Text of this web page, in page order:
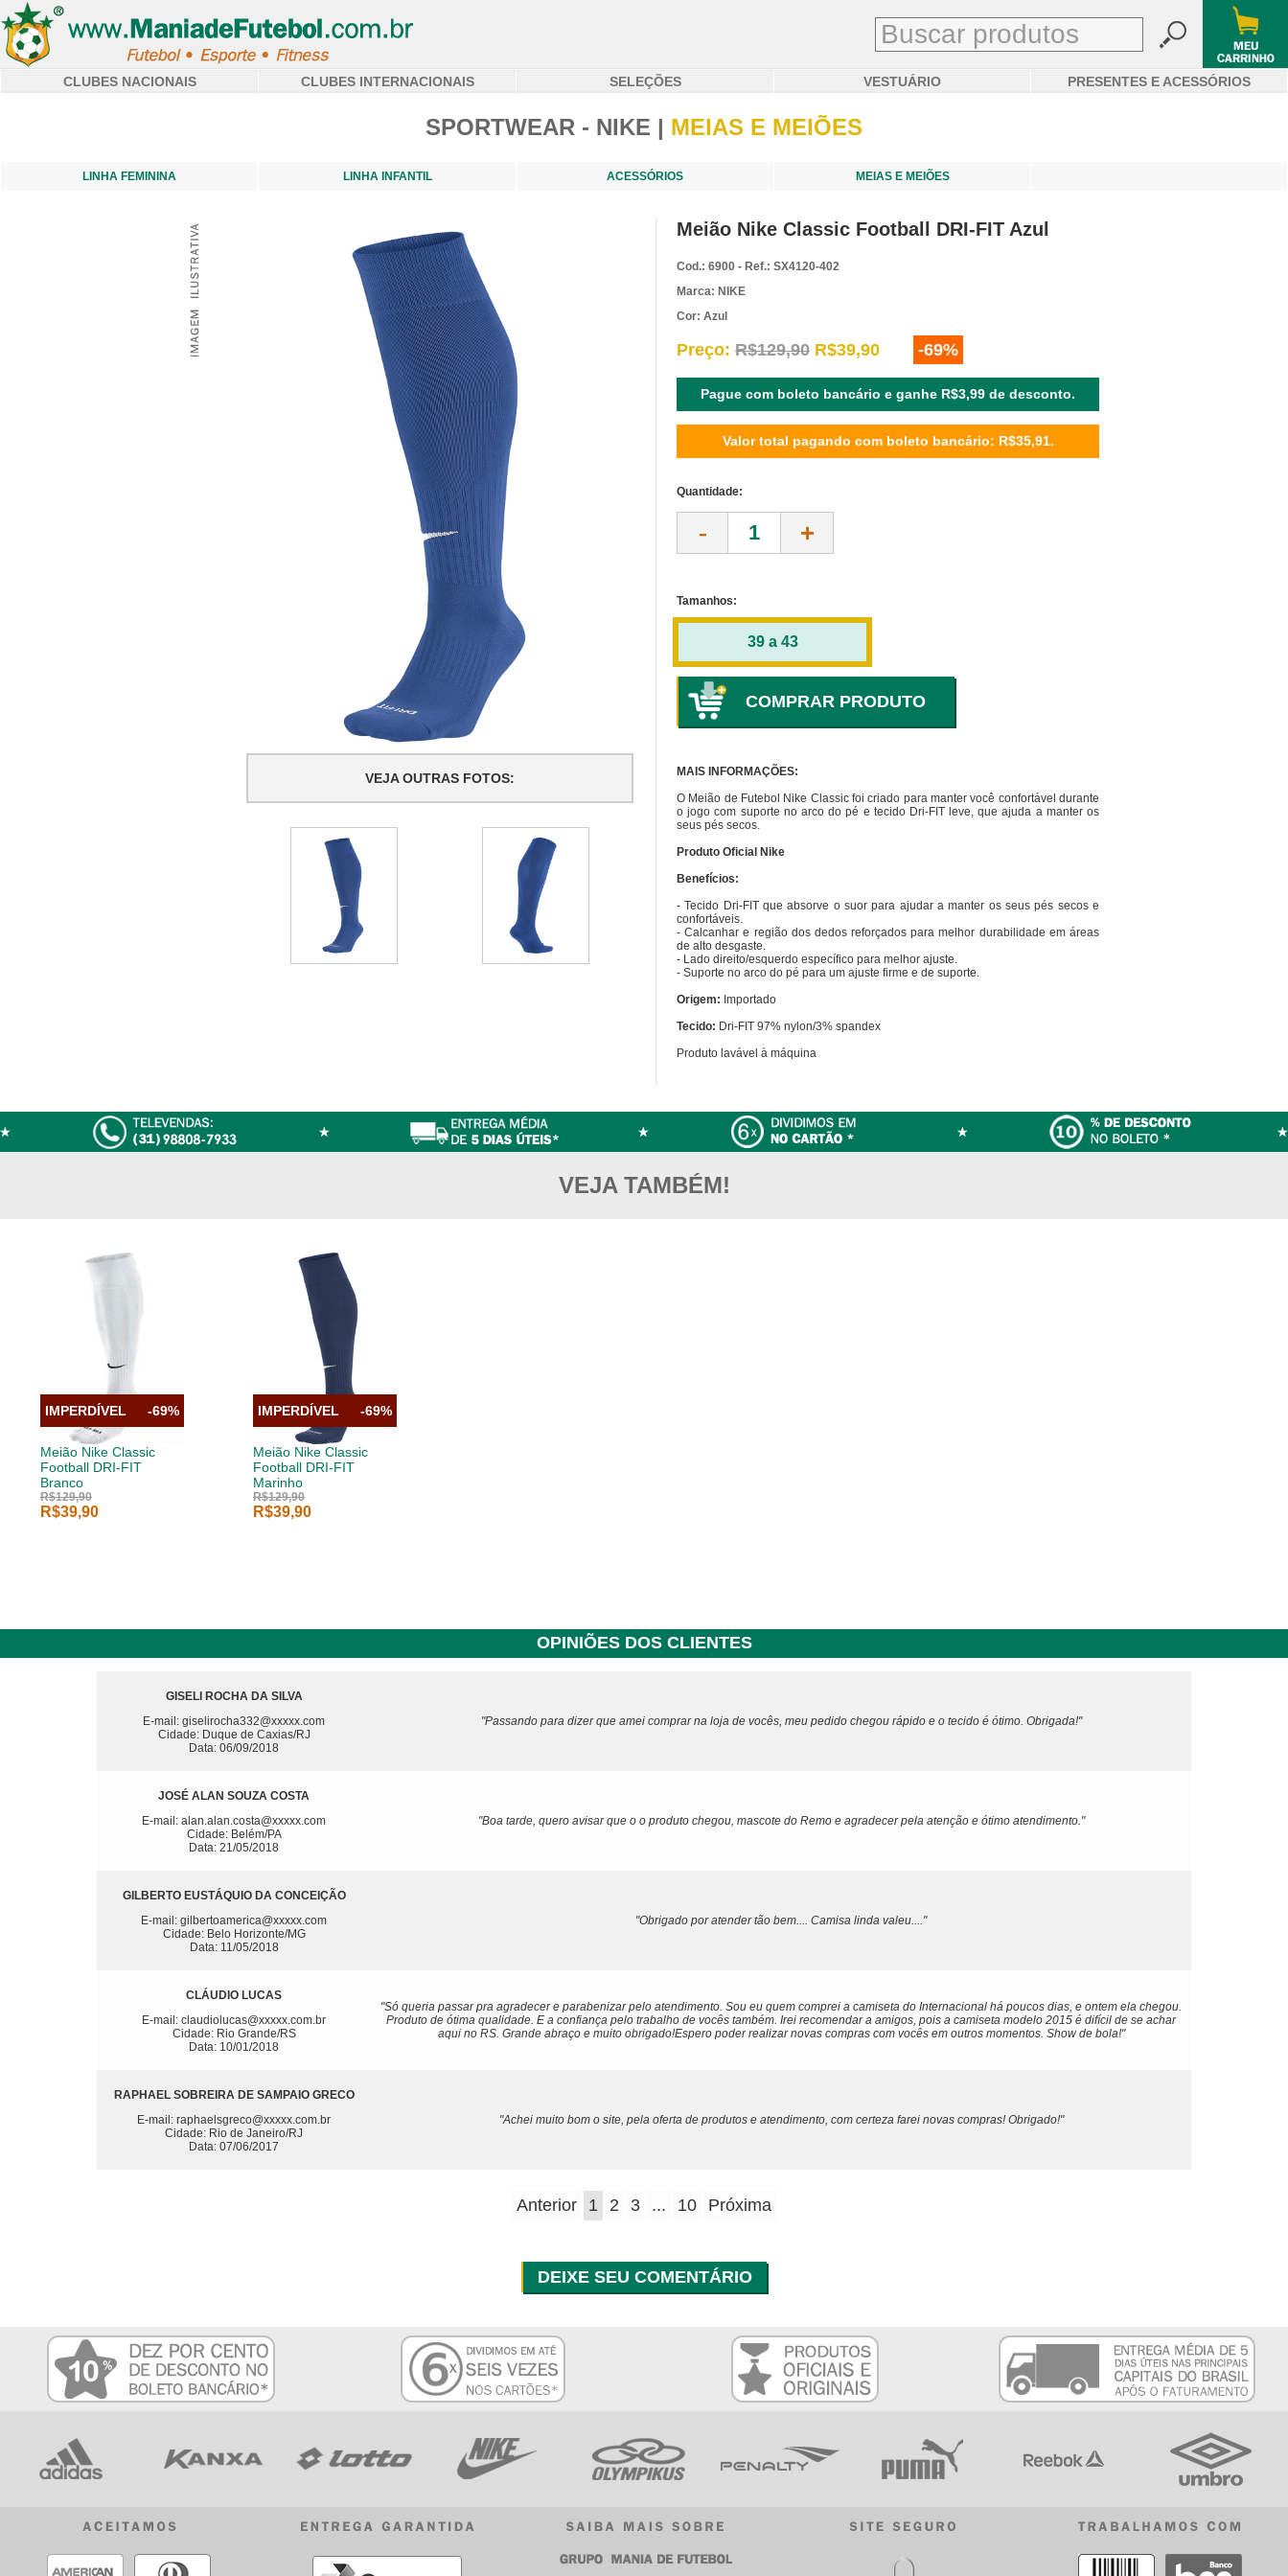
CLUBES NACIONAIS CLUBES INTERNACIONAIS SELEÇÕES VESTUÁRIO PRESENTES E ACESSÓRIOS
SPORTWEAR - NIKE | MEIAS E MEIÕES
LINHA FEMININA LINHA INFANTIL ACESSÓRIOS MEIAS E MEIÕES
VEJA OUTRAS FOTOS:
Meião Nike Classic Football DRI-FIT Azul
Cod.: 6900 - Ref.: SX4120-402
Marca: NIKE
Cor: Azul
Preço: R$129,90 R$39,90 -69%
Pague com boleto bancário e ganhe R$3,99 de desconto.
Valor total pagando com boleto bancário: R$35,91.
Quantidade:
- +
Tamanhos:
39 a 43
MAIS INFORMAÇÕES:
O Meião de Futebol Nike Classic foi criado para manter você confortável durante
o jogo com suporte no arco do pé e tecido Dri-FIT leve, que ajuda a manter os
seus pés secos.
Produto Oficial Nike
Benefícios:
- Tecido Dri-FIT que absorve o suor para ajudar a manter os seus pés secos e
confortáveis.
- Calcanhar e região dos dedos reforçados para melhor durabilidade em áreas
de alto desgaste.
- Lado direito/esquerdo específico para melhor ajuste.
- Suporte no arco do pé para um ajuste firme e de suporte.
Origem: Importado
Tecido: Dri-FIT 97% nylon/3% spandex
Produto lavável à máquina
VEJA TAMBÉM!
Meião Nike Classic
Football DRI-FIT
Branco
R$129,90
R$39,90
IMPERDÍVEL -69%
Meião Nike Classic
Football DRI-FIT
Marinho
R$129,90
R$39,90
IMPERDÍVEL -69%
OPINIÕES DOS CLIENTES
GISELI ROCHA DA SILVA
E-mail: giselirocha332@xxxxx.com
Cidade: Duque de Caxias/RJ
Data: 06/09/2018
"Passando para dizer que amei comprar na loja de vocês, meu pedido chegou rápido e o tecido é ótimo. Obrigada!"
JOSÉ ALAN SOUZA COSTA
E-mail: alan.alan.costa@xxxxx.com
Cidade: Belém/PA
Data: 21/05/2018
"Boa tarde, quero avisar que o o produto chegou, mascote do Remo e agradecer pela atenção e ótimo atendimento."
GILBERTO EUSTÁQUIO DA CONCEIÇÃO
E-mail: gilbertoamerica@xxxxx.com
Cidade: Belo Horizonte/MG
Data: 11/05/2018
"Obrigado por atender tão bem.... Camisa linda valeu...."
CLÁUDIO LUCAS
E-mail: claudiolucas@xxxxx.com.br
Cidade: Rio Grande/RS
Data: 10/01/2018
"Só queria passar pra agradecer e parabenizar pelo atendimento. Sou eu quem comprei a camiseta do Internacional há poucos dias, e ontem ela chegou.
Produto de ótima qualidade. E a confiança pelo trabalho de vocês também. Irei recomendar a amigos, pois a camiseta modelo 2015 é difícil de se achar
aqui no RS. Grande abraço e muito obrigado!Espero poder realizar novas compras com vocês em outros momentos. Show de bola!"
RAPHAEL SOBREIRA DE SAMPAIO GRECO
E-mail: raphaelsgreco@xxxxx.com.br
Cidade: Rio de Janeiro/RJ
Data: 07/06/2017
"Achei muito bom o site, pela oferta de produtos e atendimento, com certeza farei novas compras! Obrigado!"
Anterior 1 2 3 ... 10 Próxima
DEIXE SEU COMENTÁRIO